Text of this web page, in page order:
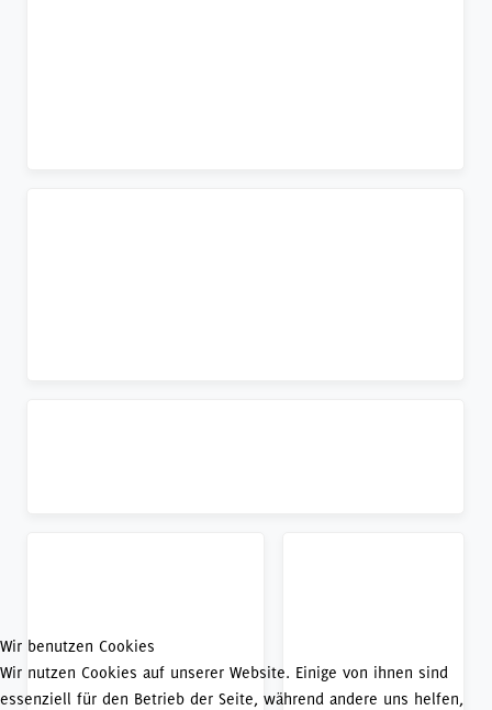
Wir benutzen Cookies
Wir nutzen Cookies auf unserer Website. Einige von ihnen sind
essenziell für den Betrieb der Seite, während andere uns helfen,